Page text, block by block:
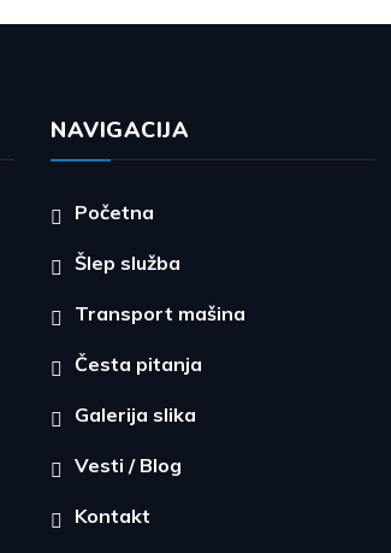
NAVIGACIJA
Početna
Šlep služba
Transport mašina
Česta pitanja
Galerija slika
Vesti / Blog
Kontakt